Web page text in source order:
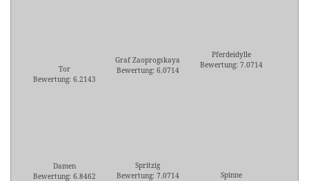
Tor
Bewertung: 6.2143
Graf Zaoprogskaya
Bewertung: 6.0714
Pferdeidylle
Bewertung: 7.0714
Damen
Bewertung: 6.8462
Spritzig
Bewertung: 7.0714
Spinne